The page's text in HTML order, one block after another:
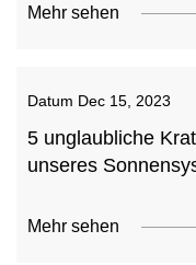
Mehr sehen
Datum Dec 15, 2023
5 unglaubliche
unseres
Mehr sehen